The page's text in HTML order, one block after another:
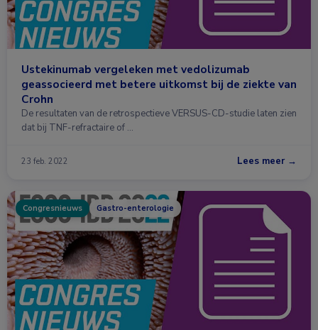
Ustekinumab vergeleken met vedolizumab
geassocieerd met betere uitkomst bij de ziekte van
Crohn
De resultaten van de retrospectieve VERSUS-CD-studie laten zien
dat bij TNF-refractaire of …
23 feb. 2022 Lees meer →
Congresnieuws Gastro-enterologie